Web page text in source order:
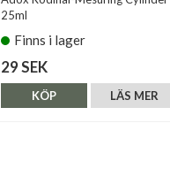
25ml
Finns i lager
29 SEK
LÄS MER
KÖP